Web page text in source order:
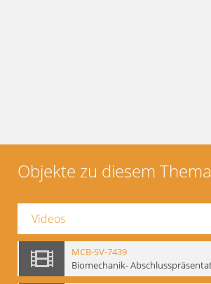
Objekte zu diesem Thema
Videos
MCB-SV-7439